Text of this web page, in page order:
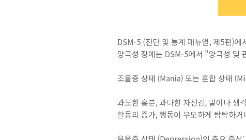
DSM-5 (진단 및 통계 매뉴얼, 제5판)에
양극성 장애는 DSM-5에서 "양극성 및
조울증 상태 (Mania) 또는 혼합 상태
과도한 흥분, 과다한 자신감, 말이나 생
활동의 증가, 행동이 무모하게 탐탁하